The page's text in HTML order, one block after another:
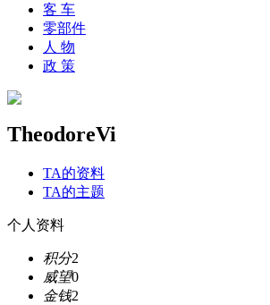
客 车
零部件
人 物
政 策
TheodoreVi
TA的资料
TA的主题
个人资料
积分2
威望0
金钱2